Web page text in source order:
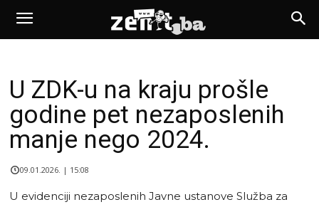
U ZDK-u na kraju prošle
godine pet nezaposlenih
manje nego 2024.
09.01.2026. | 15:08
U evidenciji nezaposlenih Javne ustanove Služba za